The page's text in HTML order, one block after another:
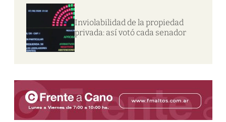
Inviolabilidad de la propiedad
privada: así votó cada senador